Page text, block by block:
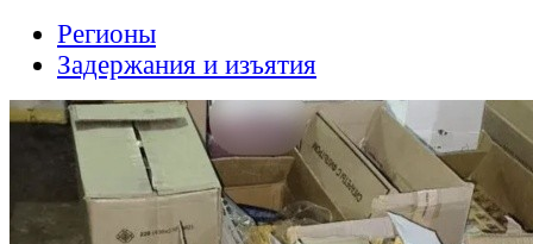
Регионы
Задержания и изъятия